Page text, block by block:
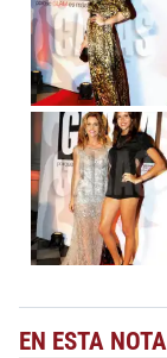
EN ESTA NOTA